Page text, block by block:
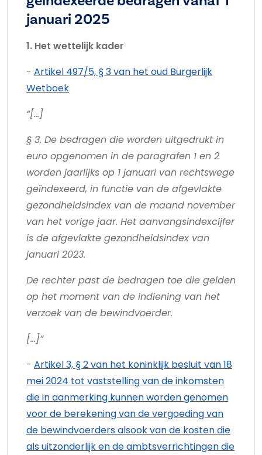
januari 2025
1. Het wettelijk kader
- Artikel 497/5, § 3 van het oud Burgerlijk
Wetboek
“[…]
§ 3. De bedragen die worden uitgedrukt in
euro opgenomen in de paragrafen 1 en 2
worden jaarlijks op 1 januari van rechtswege
geïndexeerd, in functie van de afgevlakte
gezondheidsindex van de maand november
van het vorige jaar. Het aanvangsindexcijfer
is de afgevlakte gezondheidsindex van
januari 2023.
De rechter past de bedragen toe die gelden
op het moment van de indiening van het
verzoek van de bewindvoerder.
[…]”
- Artikel 3, § 2 van het koninklijk besluit van 18
mei 2024 tot vaststelling van de inkomsten
die in aanmerking kunnen worden genomen
voor de berekening van de vergoeding van
de bewindvoerders alsook van de kosten die
als uitzonderlijk en de ambtsverrichtingen die